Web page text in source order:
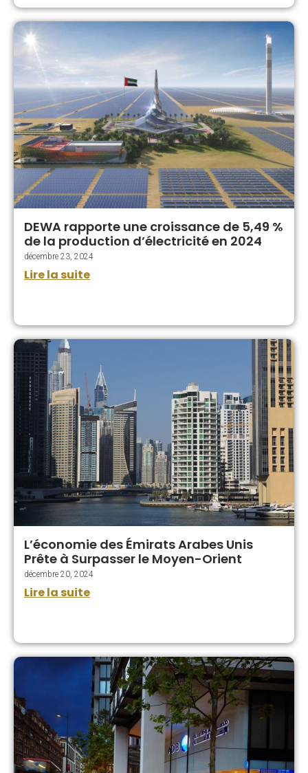
DEWA rapporte une croissance de 5,49 %
de la production d’électricité en 2024
décembre 23, 2024
Lire la suite
L’économie des Émirats Arabes Unis
Prête à Surpasser le Moyen-Orient
décembre 20, 2024
Lire la suite